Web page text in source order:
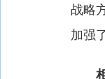
战略
加强